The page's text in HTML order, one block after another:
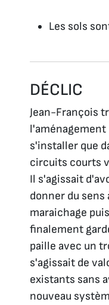
Les sols
DÉCLIC
Jean-François
l'aménagement
s'installer que
circuits courts
Il s'agissait
donner du sens
maraichage
finalement
paille avec un
s'agissait de
existants sans
nouveau